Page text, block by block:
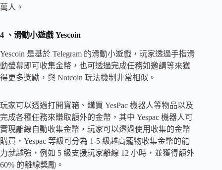
萬人。
4 、滑動小遊戲 Yescoin
Yescoin 是基於 Telegram 的滑動小遊戲，玩家透過手指滑
動螢幕即可收集金幣，也可透過完成任務如邀請等來獲
得更多獎勵，與 Notcoin 玩法機制非常相似。
玩家可以透過打開寶箱、購買 YesPac 機器人等物品以及
完成各種任務來賺取額外的金幣，其中 Yespac 機器人可
實現離線自動收集金幣，玩家可以透過使用收集的金幣
購買，Yespac 等級可分為 1-5 級越高寵物收集金幣的能
力就越強，例如 5 級支援玩家離線 12 小時，並獲得額外
60% 的離線獎勵。